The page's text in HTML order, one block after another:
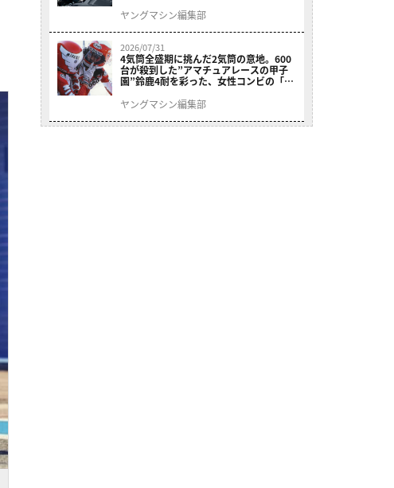
ヤングマシン編集部
2026/07/31
4気筒全盛期に挑んだ2気筒の意地。600
台が殺到した”アマチュアレースの甲子
園”鈴鹿4耐を彩った、女性コンビの「ス
ヤングマシン編集部